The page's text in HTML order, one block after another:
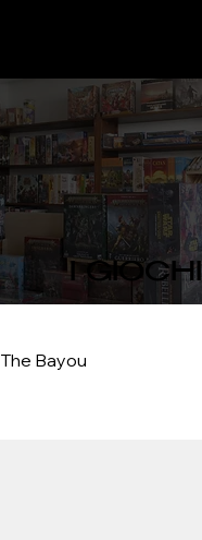
I GIOCHI
The Bayou